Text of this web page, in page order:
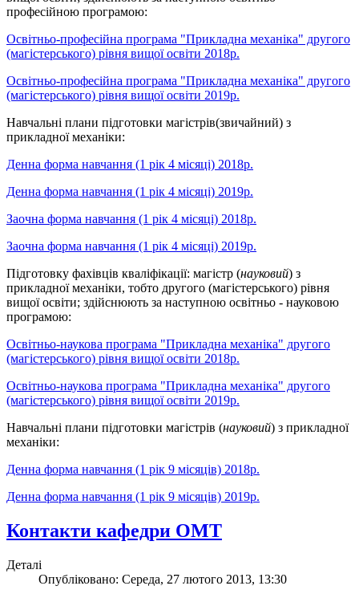
професійною програмою:
Освітньо-професійна програма "Прикладна механіка" другого
(магістерського) рівня вищої освіти 2018р.
Освітньо-професійна програма "Прикладна механіка" другого
(магістерського) рівня вищої освіти 2019р.
Навчальні плани підготовки магістрів(звичайний) з
прикладної механіки:
Денна форма навчання (1 рік 4 місяці) 2018р.
Денна форма навчання (1 рік 4 місяці) 2019р.
Заочна форма навчання (1 рік 4 місяці) 2018р.
Заочна форма навчання (1 рік 4 місяці) 2019р.
Підготовку фахівців кваліфікації: магістр (науковий) з
прикладної механіки, тобто другого (магістерського) рівня
вищої освіти; здійснюють за наступною освітньо - науковою
програмою:
Освітньо-наукова програма "Прикладна механіка" другого
(магістерського) рівня вищої освіти 2018р.
Освітньо-наукова програма "Прикладна механіка" другого
(магістерського) рівня вищої освіти 2019р.
Навчальні плани підготовки магістрів (науковий) з прикладної
механіки:
Денна форма навчання (1 рік 9 місяців) 2018р.
Денна форма навчання (1 рік 9 місяців) 2019р.
Контакти кафедри ОМТ
Деталі
Опубліковано: Середа, 27 лютого 2013, 13:30